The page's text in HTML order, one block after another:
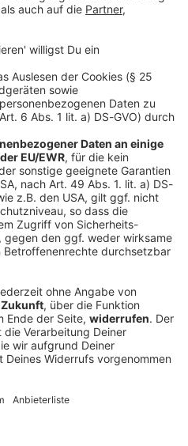
infocom, dpa:260703-930-326760/1
kurz vor
ohnmächtig: Apnoetaucher
einem Atemzug auf 85
er damit umgeht.